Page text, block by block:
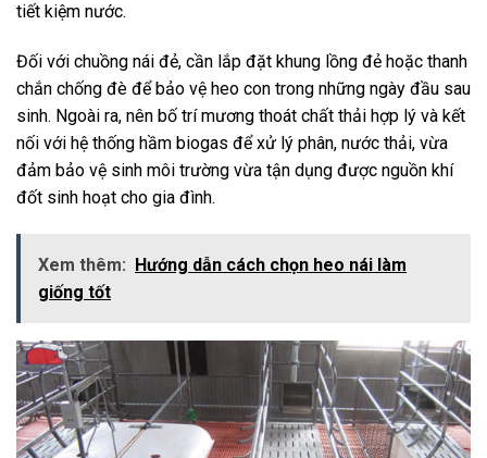
tiết kiệm nước.
Đối với chuồng nái đẻ, cần lắp đặt khung lồng đẻ hoặc thanh
chắn chống đè để bảo vệ heo con trong những ngày đầu sau
sinh. Ngoài ra, nên bố trí mương thoát chất thải hợp lý và kết
nối với hệ thống hầm biogas để xử lý phân, nước thải, vừa
đảm bảo vệ sinh môi trường vừa tận dụng được nguồn khí
đốt sinh hoạt cho gia đình.
Xem thêm: Hướng dẫn cách chọn heo nái làm
giống tốt